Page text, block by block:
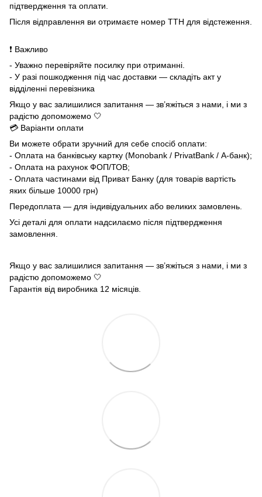
підтвердження та оплати.
Після відправлення ви отримаєте номер ТТН для відстеження.
❗ Важливо
- Уважно перевіряйте посилку при отриманні.
- У разі пошкодження під час доставки — складіть акт у
відділенні перевізника
Якщо у вас залишилися запитання — зв’яжіться з нами, і ми з
радістю допоможемо 🤍
💳 Варіанти оплати
Ви можете обрати зручний для себе спосіб оплати:
- Оплата на банківську картку (Monobank / PrivatBank / А-банк);
- Оплата на рахунок ФОП/ТОВ;
- Оплата частинами від Приват Банку (для товарів вартість
яких більше 10000 грн)
Передоплата — для індивідуальних або великих замовлень.
Усі деталі для оплати надсилаємо після підтвердження
замовлення.
Якщо у вас залишилися запитання — зв’яжіться з нами, і ми з
радістю допоможемо 🤍
Гарантія від виробника 12 місяців.